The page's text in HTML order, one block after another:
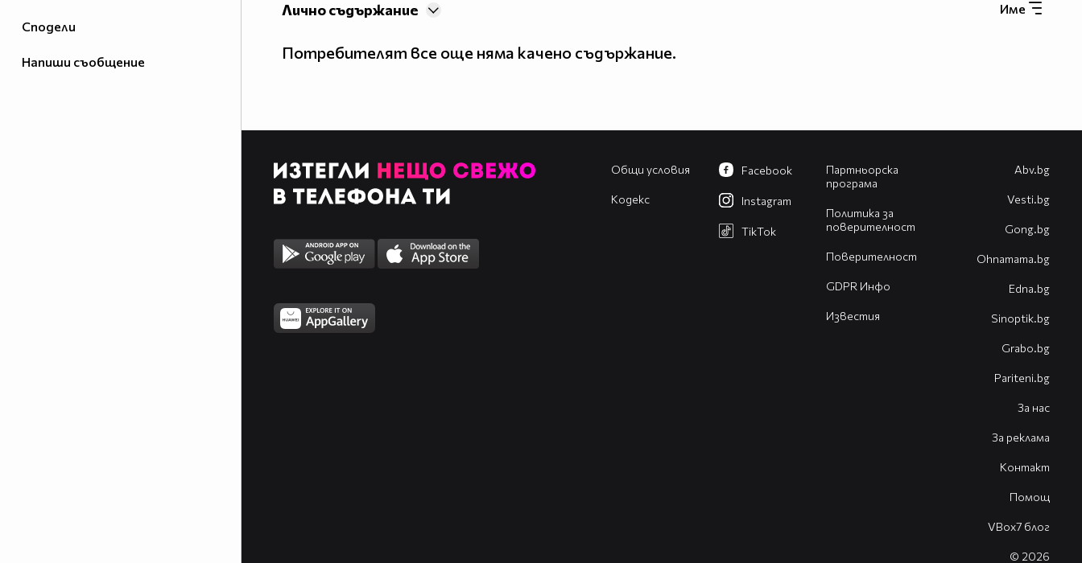
Сподели
Напиши съобщение
Име
Лично съдържание
Потребителят все още няма качено съдържание.
Общи условия
Кодекс
Партньорска
програма
Политика за
поверителност
Поверителност
GDPR Инфо
Известия
Facebook
Instagram
TikTok
Abv.bg
Vesti.bg
Gong.bg
Оhnamama.bg
Edna.bg
Sinoptik.bg
Grabo.bg
Pariteni.bg
За нас
За реклама
Контакт
Помощ
VBox7 блог
© 2026